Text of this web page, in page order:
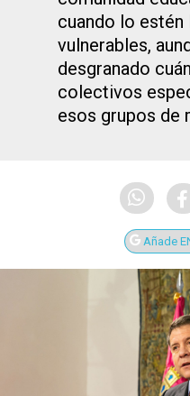
cuando lo
vulnerables,
desgranado
colectivos
esos grupos de
Añade